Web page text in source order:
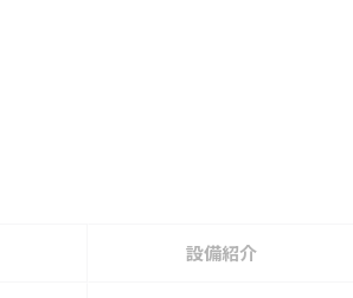
設備紹介